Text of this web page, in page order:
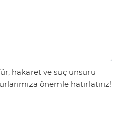
hakaret ve suç unsuru
önemle hatırlatırız!